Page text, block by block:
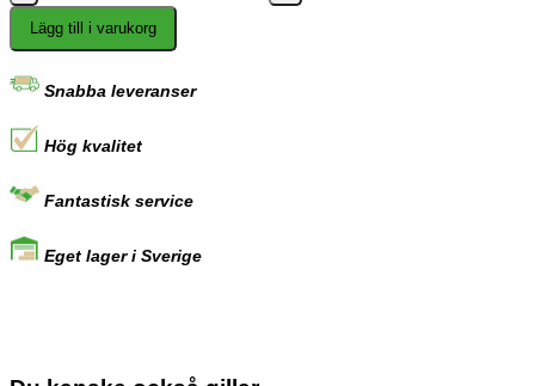
2kg
mängd
Lägg till i varukorg
Snabba leveranser
Hög kvalitet
Fantastisk service
Eget lager i Sverige